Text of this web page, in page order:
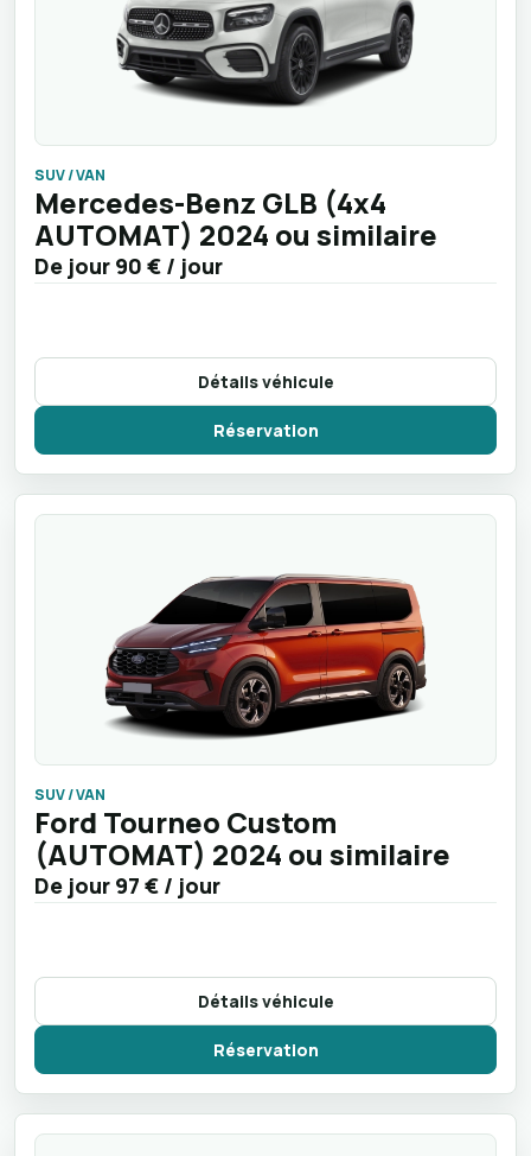
SUV / VAN
Mercedes-Benz GLB (4x4
AUTOMAT) 2024 ou similaire
De jour 90 € / jour
Détails véhicule
Réservation
SUV / VAN
Ford Tourneo Custom
(AUTOMAT) 2024 ou similaire
De jour 97 € / jour
Détails véhicule
Réservation